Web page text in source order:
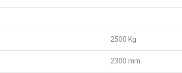
2500 Kg
2300 mm